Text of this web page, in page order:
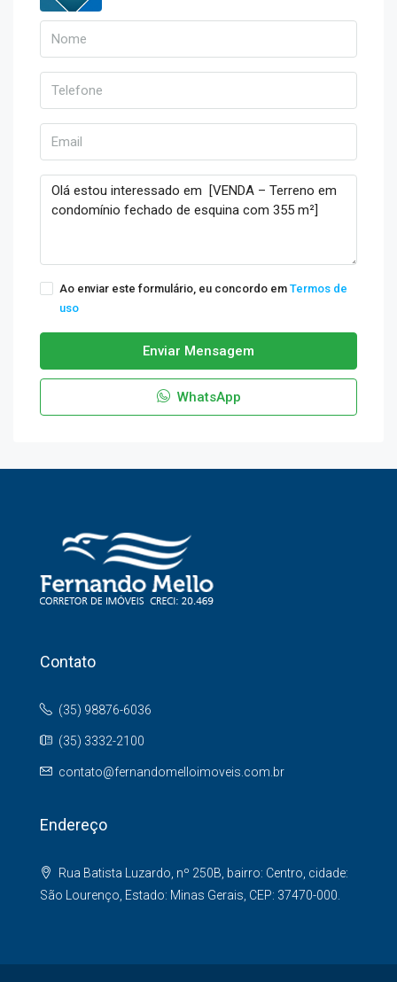
Ao enviar este formulário, eu concordo em Termos de
uso
Enviar Mensagem
WhatsApp
Contato
(35) 98876-6036
(35) 3332-2100
contato@fernandomelloimoveis.com.br
Endereço
Rua Batista Luzardo, nº 250B, bairro: Centro, cidade:
São Lourenço, Estado: Minas Gerais, CEP: 37470-000.